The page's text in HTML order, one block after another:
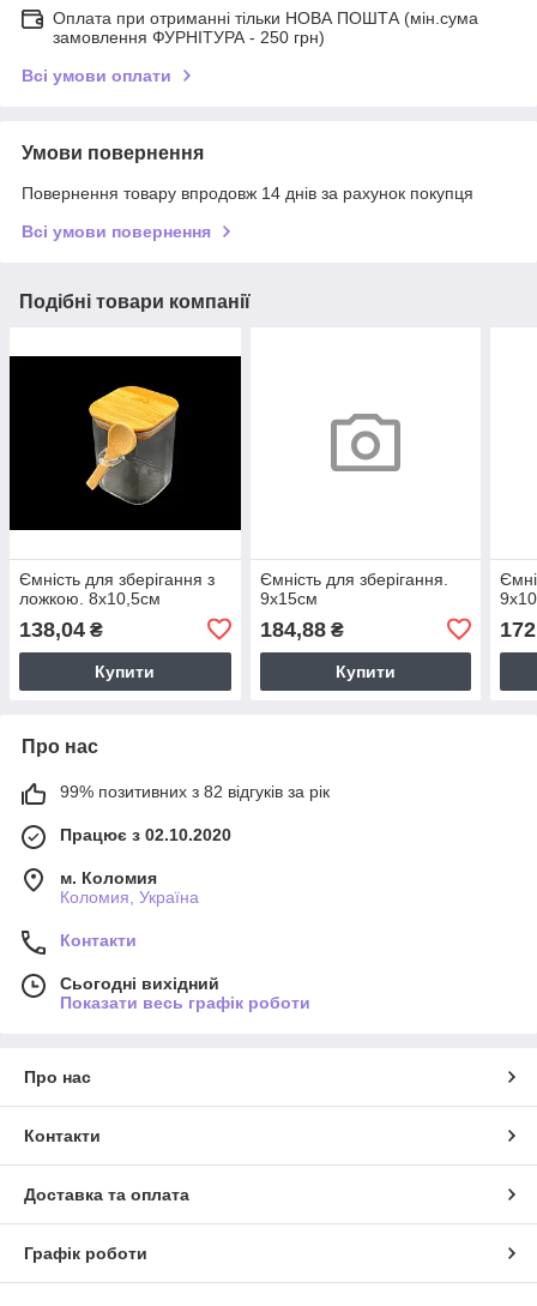
Оплата при отриманні тільки НОВА ПОШТА (мін.сума
замовлення ФУРНІТУРА - 250 грн)
Всі умови оплати
Умови повернення
Повернення товару впродовж 14 днів за рахунок покупця
Всі умови повернення
Подібні товари компанії
Ємність для зберігання з
ложкою. 8х10,5см
138,04 ₴
Купити
Ємність для зберігання.
9х15см
184,88₴
Купити
Про нас
99% позитивних з 82 відгуків за рік
Працює з 02.10.2020
м. Коломия
Коломия, Україна
Контакти
Сьогодні вихідний
Показати весь графік роботи
Про нас
Контакти
Доставка та оплата
Графік роботи